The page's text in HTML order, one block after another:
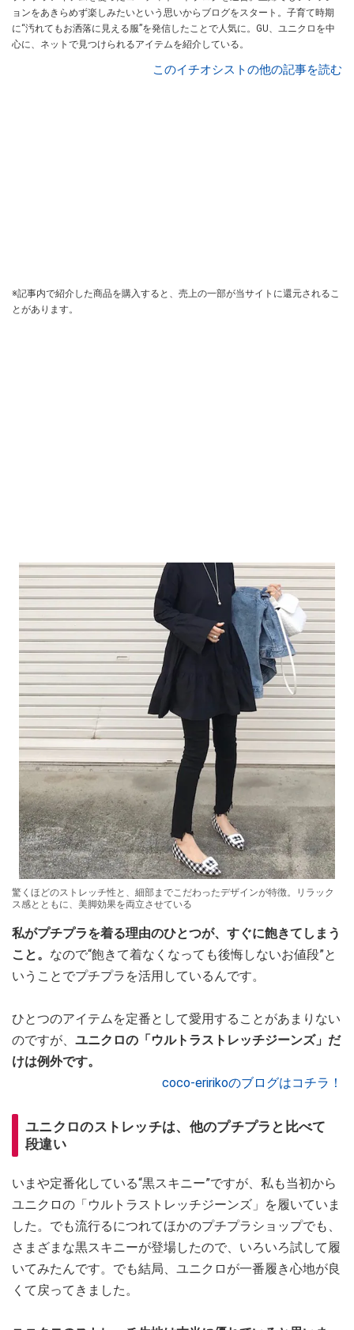
ョンをあきらめず楽しみたいという思いからブログをスタート。子育て時期
に“汚れてもお洒落に見える服”を発信したことで人気に。GU、ユニクロを中
心に、ネットで見つけられるアイテムを紹介している。
このイチオシストの他の記事を読む
※記事内で紹介した商品を購入すると、売上の一部が当サイトに還元されるこ
とがあります。
驚くほどのストレッチ性と、細部までこだわったデザインが特徴。リラック
ス感とともに、美脚効果を両立させている
私がプチプラを着る理由のひとつが、すぐに飽きてしまう
こと。 なので“飽きて着なくなっても後悔しないお値段”と
いうことでプチプラを活用しているんです。
ひとつのアイテムを定番として愛用することがあまりない
のですが、 ユニクロの「ウルトラストレッチジーンズ」だ
けは例外です。
coco-eririkoのブログはコチラ！
ユニクロのストレッチは、他のプチプラと比べて
段違い
いまや定番化している“黒スキニー”ですが、私も当初から
ユニクロの「ウルトラストレッチジーンズ」を履いていま
した。でも流行るにつれてほかのプチプラショップでも、
さまざまな黒スキニーが登場したので、いろいろ試して履
いてみたんです。でも結局、ユニクロが一番履き心地が良
くて戻ってきました。